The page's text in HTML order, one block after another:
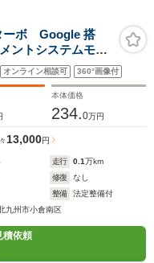
ーボ Google 搭
ントシステムモニ
ETC20 両側オ
オンライン相談可 360°画像付
本体価格
234.0万円
13,000円
走行 0.1万km
修復
なし
整備
法定整備付
九州市小倉南区
積依頼